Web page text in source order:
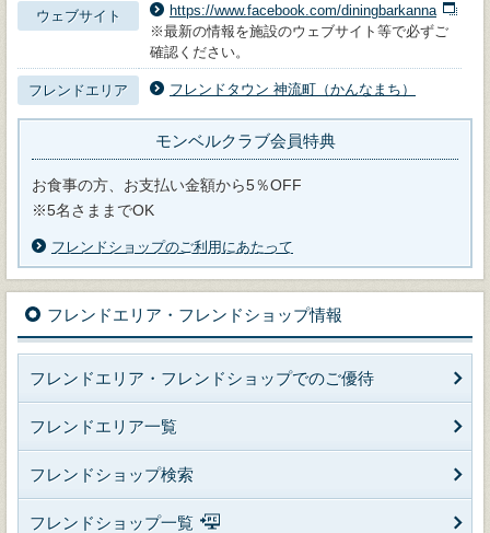
ウェブサイト
https://www.facebook.com/diningbarkanna
※最新の情報を施設のウェブサイト等で必ずご
確認ください。
フレンドエリア フレンドタウン 神流町（かんなまち）
モンベルクラブ会員特典
お食事の方、お支払い金額から5％OFF
※5名さままでOK
フレンドショップのご利用にあたって
フレンドエリア・フレンドショップ情報
フレンドエリア・フレンドショップでのご優待
フレンドエリア一覧
フレンドショップ検索
フレンドショップ一覧